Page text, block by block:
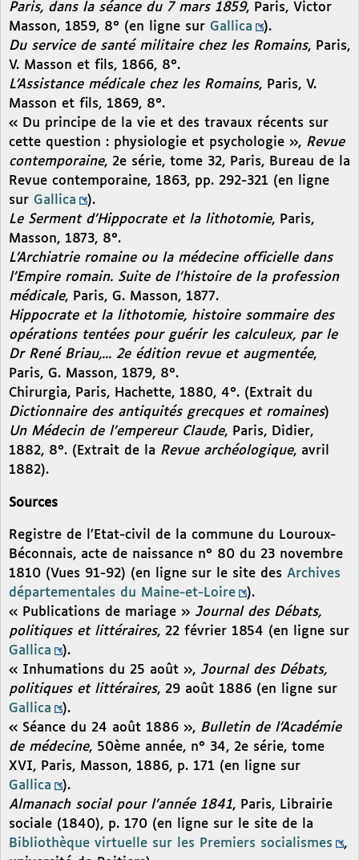
Paris, dans la séance du 7 mars 1859, Paris, Victor
Masson, 1859, 8° (en ligne sur Gallica
).
Du service de santé militaire chez les Romains, Paris,
V. Masson et fils, 1866, 8°.
L’Assistance médicale chez les Romains, Paris, V.
Masson et fils, 1869, 8°.
« Du principe de la vie et des travaux récents sur
cette question : physiologie et psychologie », Revue
contemporaine, 2e série, tome 32, Paris, Bureau de la
Revue contemporaine, 1863, pp. 292-321 (en ligne
sur Gallica
).
Le Serment d’Hippocrate et la lithotomie, Paris,
Masson, 1873, 8°.
L’Archiatrie romaine ou la médecine officielle dans
l’Empire romain. Suite de l’histoire de la profession
médicale, Paris, G. Masson, 1877.
Hippocrate et la lithotomie, histoire sommaire des
opérations tentées pour guérir les calculeux, par le
Dr René Briau,... 2e édition revue et augmentée,
Paris, G. Masson, 1879, 8°.
Chirurgia, Paris, Hachette, 1880, 4°. (Extrait du
Dictionnaire des antiquités grecques et romaines)
Un Médecin de l’empereur Claude, Paris, Didier,
1882, 8°. (Extrait de la Revue archéologique, avril
1882).
Sources
Registre de l’Etat-civil de la commune du Louroux-
Béconnais, acte de naissance n° 80 du 23 novembre
1810 (Vues 91-92) (en ligne sur le site des Archives
départementales du Maine-et-Loire
).
« Publications de mariage » Journal des Débats,
politiques et littéraires, 22 février 1854 (en ligne sur
Gallica
).
« Inhumations du 25 août », Journal des Débats,
politiques et littéraires, 29 août 1886 (en ligne sur
Gallica
).
« Séance du 24 août 1886 », Bulletin de l’Académie
de médecine, 50ème année, n° 34, 2e série, tome
XVI, Paris, Masson, 1886, p. 171 (en ligne sur
Gallica
).
Almanach social pour l’année 1841, Paris, Librairie
sociale (1840), p. 170 (en ligne sur le site de la
Bibliothèque virtuelle sur les Premiers socialismes
,